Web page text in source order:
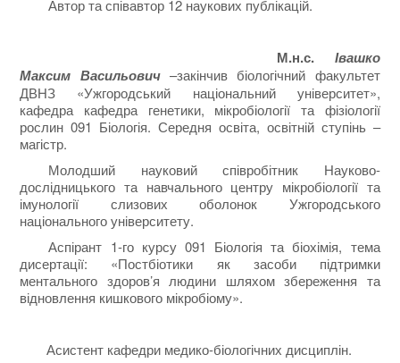
Автор та співавтор 12 наукових публікацій.
М.н.с. Івашко
Максим Васильович–закінчив біологічний факультет
ДВНЗ «Ужгородський національний університет»,
кафедра кафедра генетики, мікробіології та фізіології
рослин 091 Біологія. Середня освіта, освітній ступінь –
магістр.
Молодший науковий співробітник Науково-
дослідницького та навчального центру мікробіології та
імунології слизових оболонок Ужгородського
національного університету.
Аспірант 1-го курсу 091 Біологія та біохімія, тема
дисертації: «Постбіотики як засоби підтримки
ментального здоров’я людини шляхом збереження та
відновлення кишкового мікробіому».
Асистент кафедри медико-біологічних дисциплін.